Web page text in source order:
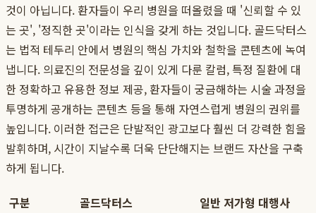
것이 아닙니다. 환자들이 우리 병원을 떠올렸을 때 '신뢰할 수 있
는 곳', '정직한 곳'이라는 인식을 갖게 하는 것입니다. 골드닥터스
는 법적 테두리 안에서 병원의 핵심 가치와 철학을 콘텐츠에 녹여
냅니다. 의료진의 전문성을 깊이 있게 다룬 칼럼, 특정 질환에 대
한 정확하고 유용한 정보 제공, 환자들이 궁금해하는 시술 과정을
투명하게 공개하는 콘텐츠 등을 통해 자연스럽게 병원의 권위를
높입니다. 이러한 접근은 단발적인 광고보다 훨씬 더 강력한 힘을
발휘하며, 시간이 지날수록 더욱 단단해지는 브랜드 자산을 구축
하게 됩니다.
구분 골드닥터스
일반 저가형 대행사